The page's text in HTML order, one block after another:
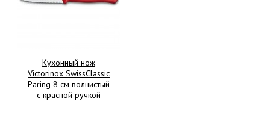
Кухонный нож
Victorinox SwissClassic
Paring 8 см волнистый
с красной ручкой